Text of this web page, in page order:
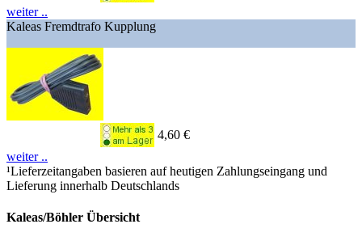
weiter ..
Kaleas Fremdtrafo Kupplung
4,60 €
weiter ..
¹Lieferzeitangaben basieren auf heutigen Zahlungseingang und
Lieferung innerhalb Deutschlands
Kaleas/Böhler Übersicht